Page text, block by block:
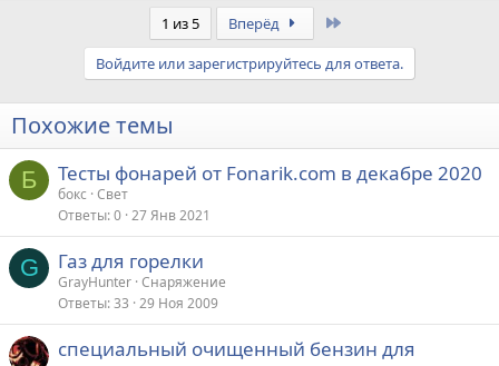
1 из 5 Вперёд
Войдите или зарегистрируйтесь для ответа.
Похожие темы
Б Тесты фонарей от Fonarik.com в декабре 2020
бокс Свет
Ответы 0 27 Янв 2021
G Газ для горелки
GrayHunter Снаряжение
Ответы 33 29 Ноя 2009
специальный очищенный бензин для